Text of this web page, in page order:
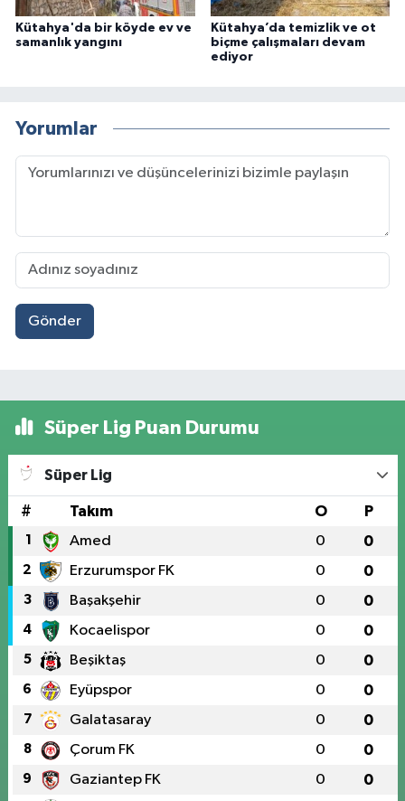
Kütahya'da bir köyde ev ve
samanlık yangını
Kütahya’da temizlik ve ot
biçme çalışmaları devam
ediyor
Yorumlar
Gönder
Süper Lig Puan Durumu
Süper Lig
# Takım O P
1 Amed 0 0
2 Erzurumspor FK 0 0
3 Başakşehir 0 0
4 Kocaelispor 0 0
5 Beşiktaş 0 0
6 Eyüpspor 0 0
7 Galatasaray 0 0
8 Çorum FK 0 0
9 Gaziantep FK 0 0